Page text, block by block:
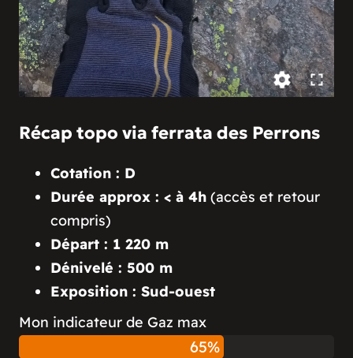
Récap topo via ferrata des Perrons
Cotation : D
Durée approx : < à 4h (accès et retour
compris)
Départ : 1 220 m
Dénivelé : 500 m
Exposition : Sud-ouest
Mon indicateur de Gaz max
65%